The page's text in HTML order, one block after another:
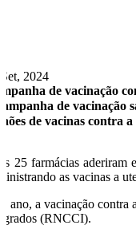
2024
de vacinação
de vacinação
de vacinas contra
25 farmácias aderiram
as vacinas a
ano, a vacinação contra
(RNCCI).